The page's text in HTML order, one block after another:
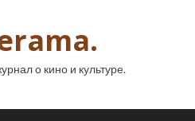
о кино и культуре.